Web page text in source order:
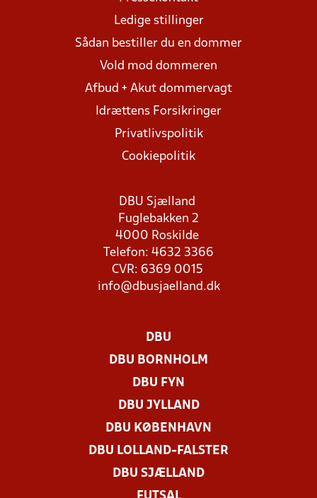
Ledige stillinger
Sådan bestiller du en dommer
Vold mod dommeren
Afbud + Akut dommervagt
Idrættens Forsikringer
Privatlivspolitik
Cookiepolitik
DBU Sjælland
Fuglebakken 2
4000 Roskilde
Telefon: 4632 3366
CVR: 6369 0015
info@dbusjaelland.dk
DBU
DBU BORNHOLM
DBU FYN
DBU JYLLAND
DBU KØBENHAVN
DBU LOLLAND-FALSTER
DBU SJÆLLAND